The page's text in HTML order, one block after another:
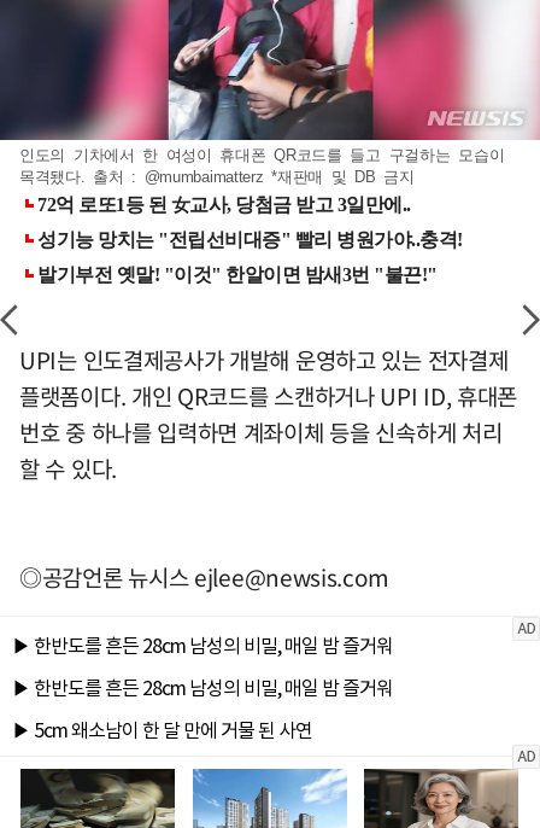
인도의 기차에서 한 여성이 휴대폰 QR코드를 들고 구걸하는 모습이
목격됐다. 출처 : @mumbaimatterz *재판매 및 DB 금지
UPI는 인도결제공사가 개발해 운영하고 있는 전자결제
플랫폼이다. 개인 QR코드를 스캔하거나 UPI ID, 휴대폰
번호 중 하나를 입력하면 계좌이체 등을 신속하게 처리
할 수 있다.
◎공감언론 뉴시스ejlee@newsis.com